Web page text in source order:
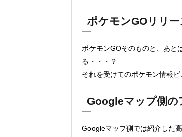
ポケモンGOリリ
ポケモンGOそのものと、あと
る・・・？
それを受けてのポケモン情報
Googleマップ側の
Googleマップ側では紹介した